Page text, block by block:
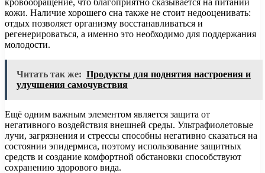
кожи. Наличие хорошего сна также не стоит недооценивать:
отдых позволяет организму восстанавливаться и
регенерироваться, а именно это необходимо для поддержания
молодости.
Читать так же: Продукты для поднятия настроения и
улучшения самочувствия
Ещё одним важным элементом является защита от
негативного воздействия внешней среды. Ультрафиолетовые
лучи, загрязнения и стрессы способны негативно сказаться на
состоянии эпидермиса, поэтому использование защитных
средств и создание комфортной обстановки способствуют
сохранению здорового вида.